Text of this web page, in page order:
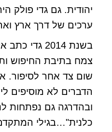
יהודית. גם גדי פולק
ערכים של דרך ארץ
בשנת 2014
צמח בתיבת החיפוש
שום צד אחר לסיפור.
הדברים לא מוסיפים
ובהדרגה גם נפתחות
כלנית"…בגילי